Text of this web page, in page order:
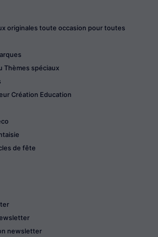
originales toute occasion pour toutes
Thèmes spéciaux
Création Education
de fête
newsletter